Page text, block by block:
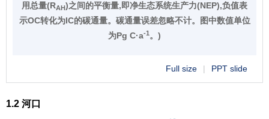
用总量(RAH)之间的平衡量,即净生态系统生产力(NEP),负值表
示OC转化为IC的碳通量。碳通量误差忽略不计。图中数值单位
为Pg C·a-1。)
Full size | PPT slide
1.2 河口